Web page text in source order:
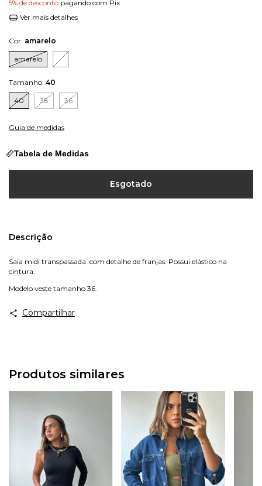
5% de desconto pagando com Pix
Ver mais detalhes
Cor: amarelo
amarelo
Tamanho: 40
40 38 36
Guia de medidas
Tabela de Medidas
Descrição
Saia midi transpassada com detalhe de franjas. Possui elástico na
cintura.
Modelo veste tamanho 36.
Compartilhar
Produtos similares